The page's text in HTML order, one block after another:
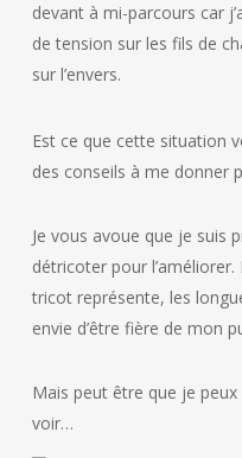
devant à mi-parcours car
de tension sur les fils de
sur l’envers.
Est ce que cette situation
des conseils à me donner
Je vous avoue que je suis
détricoter pour
tricot représente, les
envie d’être fière de mon
Mais peut être que je peux
voir…